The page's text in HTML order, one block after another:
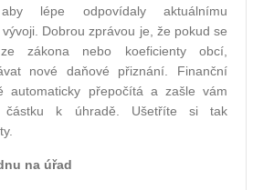
lépe odpovídaly aktuálnímu
Dobrou zprávou je, že pokud se
zákona nebo koeficienty obcí,
nové daňové přiznání. Finanční
automaticky přepočítá a zašle vám
částku k úhradě. Ušetříte si tak
na úřad